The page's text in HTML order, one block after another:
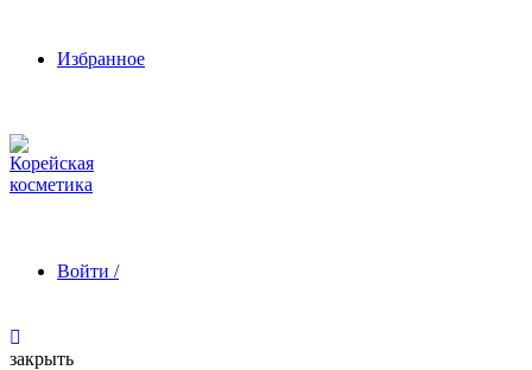
Избранное
Войти /
закрыть